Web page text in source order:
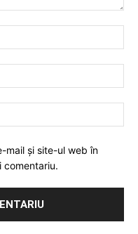
mail și site-ul web în
comentariu.